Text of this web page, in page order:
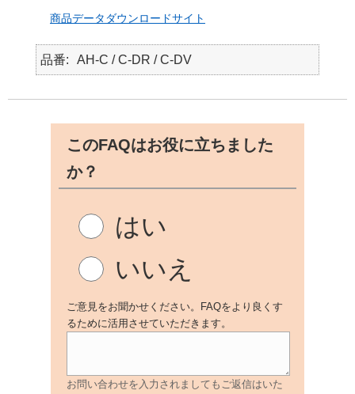
商品データダウンロードサイト
品番 AH-C / C-DR / C-DV
このFAQはお役に立ちました
か？
はい
いいえ
ご意見をお聞かせください。FAQをより良くす
るために活用させていただきます。
お問い合わせを入力されましてもご返信はいた